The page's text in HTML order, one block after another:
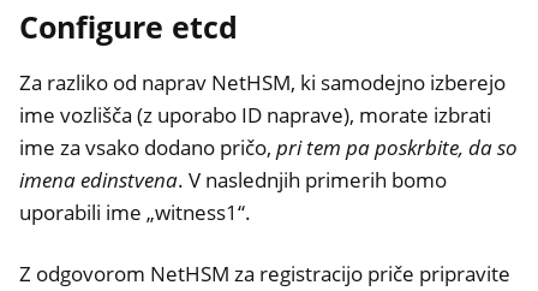
Configure etcd
Za razliko od naprav NetHSM, ki samodejno izberejo
ime vozlišča (z uporabo ID naprave), morate izbrati
ime za vsako dodano pričo, pri tem pa poskrbite, da so
imena edinstvena. V naslednjih primerih bomo
uporabili ime „witness1“.
Z odgovorom NetHSM za registracijo priče pripravite